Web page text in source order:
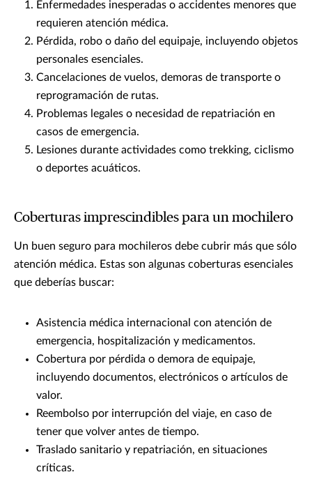
Enfermedades inesperadas o accidentes menores que
requieren atención médica.
Pérdida, robo o daño del equipaje, incluyendo objetos
personales esenciales.
Cancelaciones de vuelos, demoras de transporte o
reprogramación de rutas.
Problemas legales o necesidad de repatriación en
casos de emergencia.
Lesiones durante actividades como trekking, ciclismo
o deportes acuáticos.
Coberturas imprescindibles para un mochilero
Un buen seguro para mochileros debe cubrir más que sólo
atención médica. Estas son algunas coberturas esenciales
que deberías buscar:
Asistencia médica internacional con atención de
emergencia, hospitalización y medicamentos.
Cobertura por pérdida o demora de equipaje,
incluyendo documentos, electrónicos o artículos de
valor.
Reembolso por interrupción del viaje, en caso de
tener que volver antes de tiempo.
Traslado sanitario y repatriación, en situaciones
críticas.